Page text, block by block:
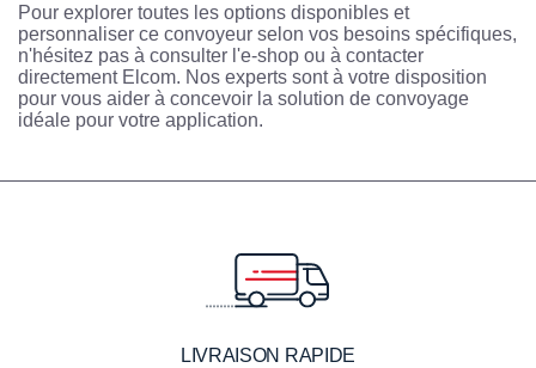
Pour explorer toutes les options disponibles et
personnaliser ce convoyeur selon vos besoins spécifiques,
n'hésitez pas à consulter l'e-shop ou à contacter
directement Elcom. Nos experts sont à votre disposition
pour vous aider à concevoir la solution de convoyage
idéale pour votre application.
LIVRAISON RAPIDE